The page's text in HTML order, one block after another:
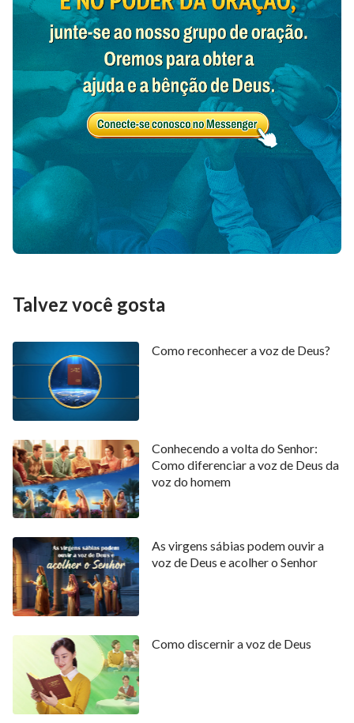
Talvez você gosta
Como reconhecer a voz de Deus?
Conhecendo a volta do Senhor:
Como diferenciar a voz de Deus da
voz do homem
As virgens sábias podem ouvir a
voz de Deus e acolher o Senhor
Como discernir a voz de Deus